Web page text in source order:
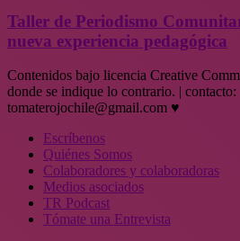
Taller de Periodismo
nueva experiencia pedagógica
Contenidos bajo licencia Creative
donde se indique lo contrario. | contacto:
tomaterojochile@gmail.com ♥
Escríbenos
Quiénes Somos
Colaboradores y colaboradoras
Medios asociados
TR Podcast
Tómate una Entrevista